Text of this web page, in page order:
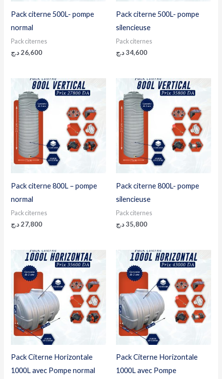
Pack citerne 500L- pompe
normal
Pack citernes
26,600 د.ج
Pack citerne 500L- pompe
silencieuse
Pack citernes
34,600د.ج
Pack citerne 800L – pompe
normal
Pack citernes
27,800 د.ج
Pack citerne 800L- pompe
silencieuse
Pack citernes
35,800د.ج
Pack Citerne Horizontale
1000L avec Pompe normal
Pack Citerne Horizontale
1000L avec Pompe